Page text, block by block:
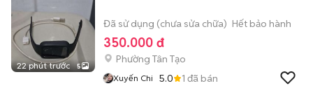
22 phút trước 5
Đã sử dụng (chưa sửa chữa) Hết bảo hành
350.000 đ
Phường Tân Tạo
Xuyến Chi 5.0 1 đã bán